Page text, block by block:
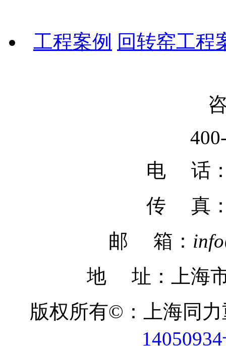
工程案例 回转窑工程
电 话：
传 真
邮 箱：
地 址：上海市
版权所有©：上海同